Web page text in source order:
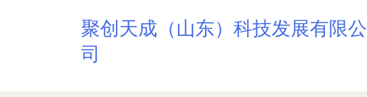
聚创天成（山东）科技发展有限公
司